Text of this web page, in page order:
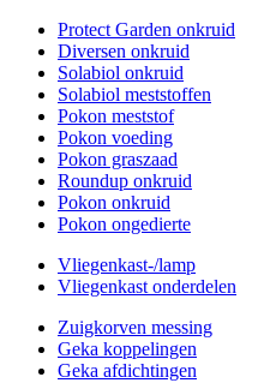
Protect Garden onkruid
Diversen onkruid
Solabiol onkruid
Solabiol meststoffen
Pokon meststof
Pokon voeding
Pokon graszaad
Roundup onkruid
Pokon onkruid
Pokon ongedierte
Vliegenkast-/lamp
Vliegenkast onderdelen
Zuigkorven messing
Geka koppelingen
Geka afdichtingen